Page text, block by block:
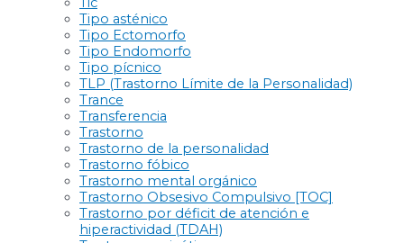
Tipo asténico
Tipo Ectomorfo
Tipo Endomorfo
Tipo pícnico
TLP (Trastorno Límite de la Personalidad)
Trance
Transferencia
Trastorno
Trastorno de la personalidad
Trastorno fóbico
Trastorno mental orgánico
Trastorno Obsesivo Compulsivo [TOC]
Trastorno por déficit de atención e
hiperactividad (TDAH)